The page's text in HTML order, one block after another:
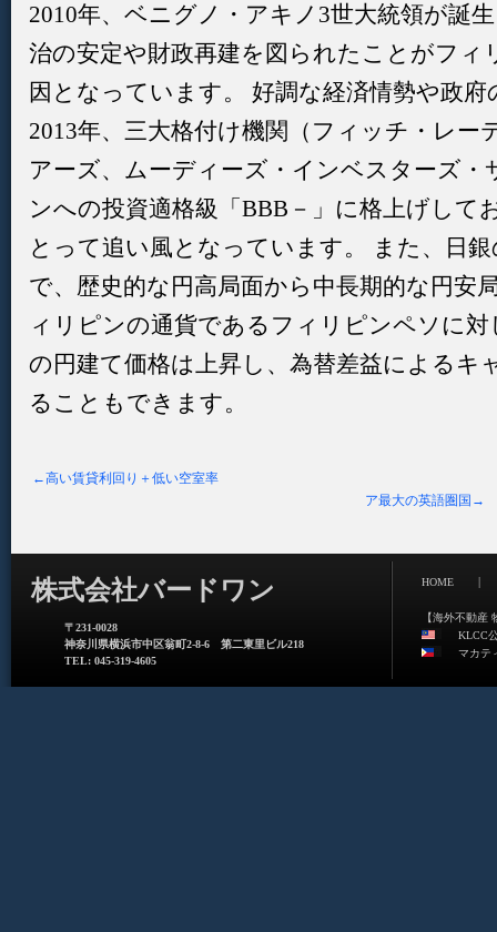
2010年、ベニグノ・アキノ3世大統領が誕
治の安定や財政再建を図られたことがフィ
因となっています。 好調な経済情勢や政
2013年、三大格付け機関（フィッチ・レ
アーズ、ムーディーズ・インベスターズ
ンへの投資適格級「BBB－」に格上げして
とって追い風となっています。 また、日
で、歴史的な円高局面から中長期的な円安
ィリピンの通貨であるフィリピンペソに
の円建て価格は上昇し、為替差益によるキ
ることもできます。
←高い賃貸利回り＋低い空室率
ア最大の英語圏国→
株式会社バードワン
〒231-0028
神奈川県横浜市中区翁町2-8-6 第二東里ビル218
TEL: 045-319-4605
HOME |
【海外不動産
KLCC
マカテ